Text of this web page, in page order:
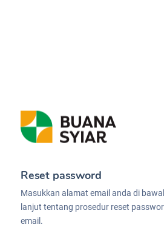
Reset password
Masukkan alamat email anda di
lanjut tentang prosedur reset
email.